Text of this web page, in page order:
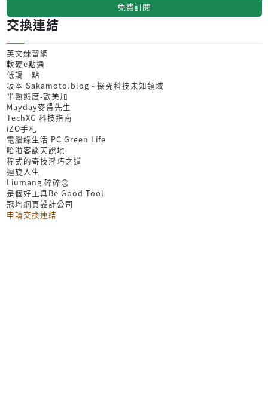
免費訂閱
交換連結
英文練習網
軟硬e點通
低調一點
坂本 Sakamoto.blog - 探究科技未知領域
半熟態度-歐美加
Mayday麥帶先生
TechXG 科技指南
iZO手札
電腦綠生活 PC Green Life
哈啦客談天說地
程式的奇技淫巧之道
迴旋人生
Liumang 碎碎念
是個好工具Be Good Tool
冠均網頁設計公司
申請交換連結